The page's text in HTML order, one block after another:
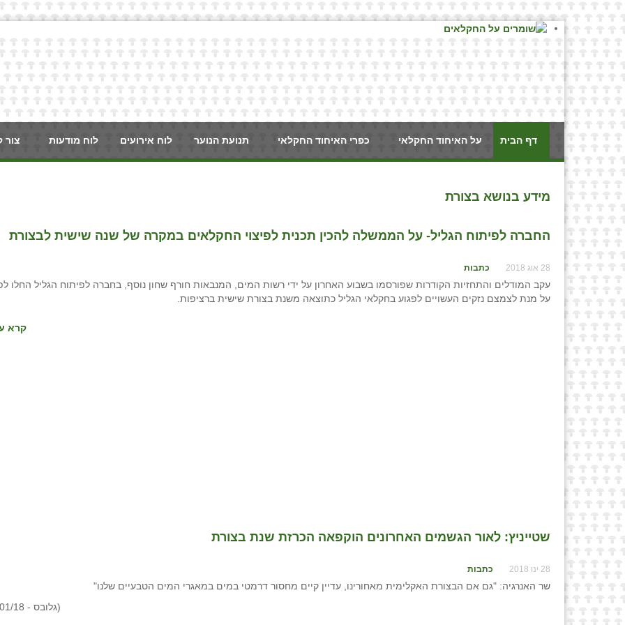
דף הבית על האיחוד החקלאי כפרי האיחוד החקלאי תנועת הנוער לוח אירועים לוח מודעות צור
מידע בנושא בצורת
החברה לפיתוח הגליל- על הממשלה להכין תכנית לפיצוי החקלאים במקרה של שנה שישית לבצורת
28 אוג 2018 כתבות
עקב המודלים והתחזיות הקודרות שפורסמו בשבוע האחרון על ידי רשות המים, המנבאות חורף שחון נוסף, בחברה לפיתוח הגליל החלו
על מנת לצמצם נזקים העשויים לפגוע בחקלאי הגליל כתוצאה משנת בצורת שישית ברציפות.
קרא
שטייניץ: לאור הגשמים האחרונים הוקפאה הכרזת שנת בצורת
28 ינו 2018 כתבות
שר האנרגיה: "גם אם הבצורת האקלימית מאחורינו, עדיין קיים מחסור דרמטי במים במאגרי המים הטבעיים שלנו"
(גלובס - 27/01/18)